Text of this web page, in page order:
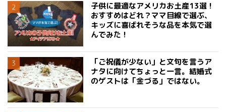
子供に最適なアメリカお土産13選！
おすすめはどれ？ママ目線で選ぶ、
キッズに喜ばれそうな品を本気で選
んでみた！
「ご祝儀が少ない」と文句を言うア
ナタに向けてちょっと一言。結婚式
のゲストは「金づる」ではない。